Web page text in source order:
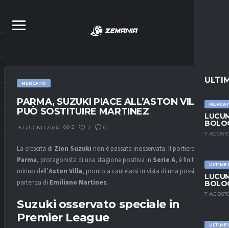
7
ULTIME
7
ULTIME
MERCATO
PARMA, SUZUKI PIACE ALL’ASTON VILLA:
PUÒ SOSTITUIRE MARTINEZ
15 GIUGNO 2026 2 2 0
La crescita di Zion Suzuki non è passata inosservata. Il portiere del
Parma, protagonista di una stagione positiva in Serie A, è finito nel
mirino dell’Aston Villa, pronto a cautelarsi in vista di una possibile
partenza di Emiliano Martinez.
Suzuki osservato speciale in
Premier League